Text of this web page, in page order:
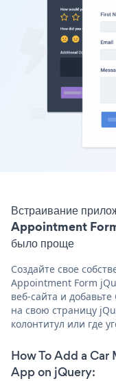
Встраивание
Appointment Form
было проще
Создайте свое
Appointment Form
веб-сайта и
на свою страницу
колонтитул или где
How To Add a
App on jQuery: